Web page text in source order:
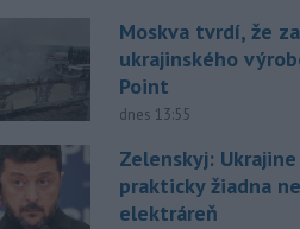
Moskva tvrdí, že
ukrajinského
Point
dnes 13:55
Zelenskyj:
prakticky žiadna
elektráreň